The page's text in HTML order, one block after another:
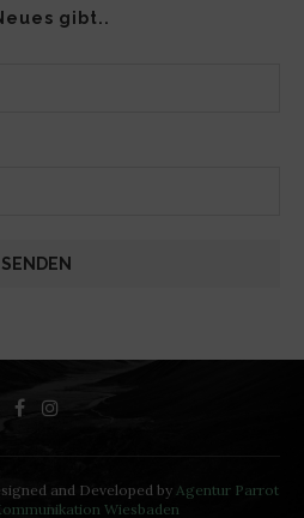
gibt..
and Developed by Agentur Parrot
Wiesbaden